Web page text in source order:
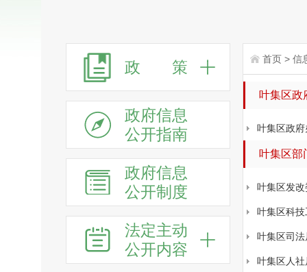
政 策
政府信息
公开指南
政府信息
公开制度
法定主动
公开内容
首页 > 信
叶集区政
叶集区政府
叶集区
叶集区发改
叶集区科
叶集区司法
叶集区人社